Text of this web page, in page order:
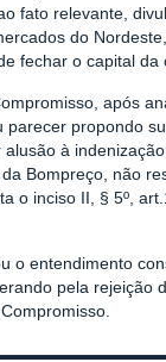
fato relevante,
do
fechar o capital da
após
parecer propondo
à
Bompreço, não
o inciso II, § 5º,
o entendimento
pela rejeição